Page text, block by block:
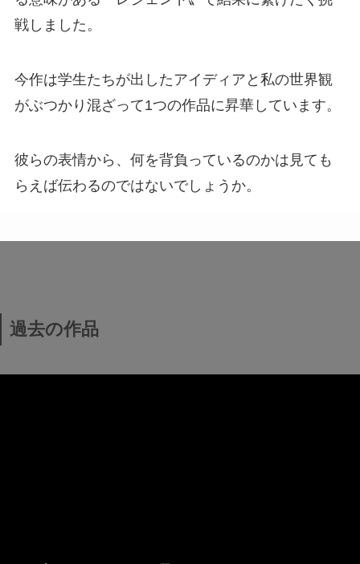
戦しました。
今作は学生たちが出したアイディアと私の世界観
がぶつかり混ざって1つの作品に昇華しています。
彼らの表情から、何を背負っているのかは見ても
らえば伝わるのではないでしょうか。
過去の作品